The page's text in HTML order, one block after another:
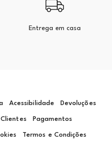
Entrega em casa
Acessibilidade Devoluções
Pagamentos
Termos e Condições